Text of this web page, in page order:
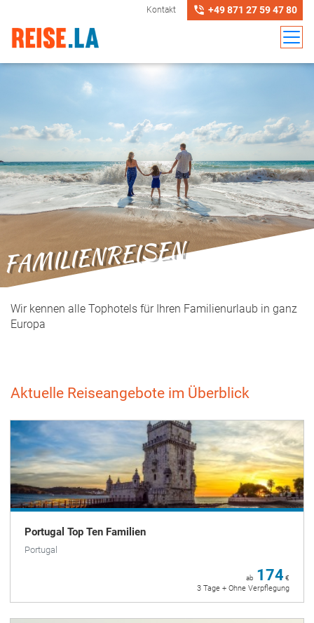
Kontakt +49 871 27 59 47 80
FAMILIENREISEN
Wir kennen alle Tophotels für Ihren Familienurlaub in ganz
Europa
Aktuelle Reiseangebote im Überblick
Portugal Top Ten Familien
Portugal
ab 174 €
3 Tage + Ohne Verpflegung